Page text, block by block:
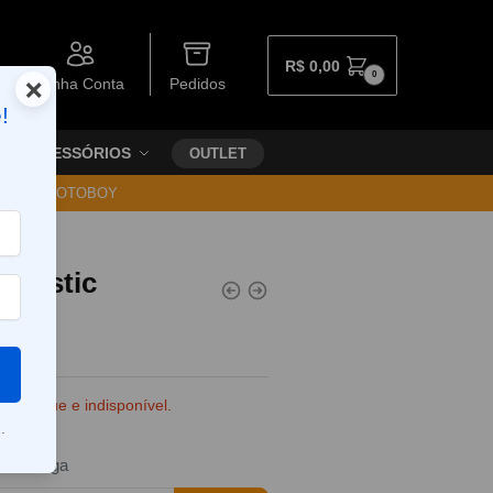
Minha Conta Pedidos
R$ 0,00 0
ACESSÓRIOS OUTLET
VIA MOTOBOY
Mystic
estoque e indisponível.
entrega
×